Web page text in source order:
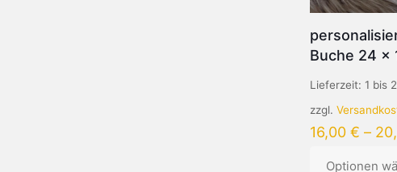
Buche 24 x
Lieferzeit: 1 bis
zzgl.
16,00 € –
Optionen